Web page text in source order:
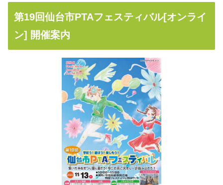
第19回仙台市PTAフェスティバル[オンライ
ン] 開催案内